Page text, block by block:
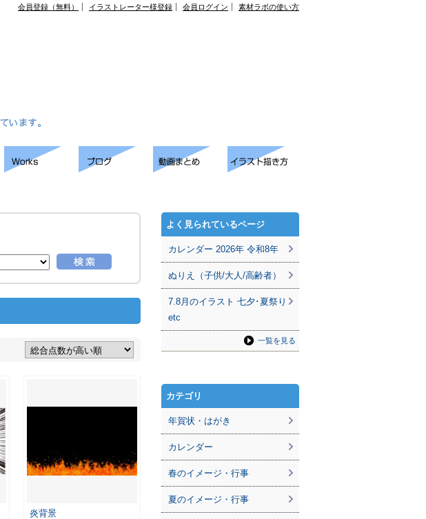
会員登録（無料） イラストレーター様登録 会員ログイン 素材ラボの使い方
炎背景
よく見られているページ
カレンダー 2026年 令和8年
ぬりえ（子供/大人/高齢者）
7.8月のイラスト 七夕･夏祭り
etc
一覧を見る
カテゴリ
年賀状・はがき
カレンダー
春のイメージ・行事
夏のイメージ・行事